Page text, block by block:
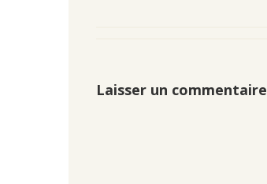
Laisser un commentaire